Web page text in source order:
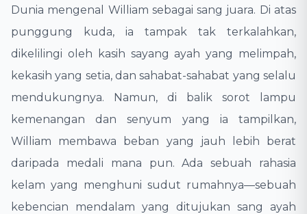
​Dunia mengenal William sebagai sang juara. Di atas
punggung kuda, ia tampak tak terkalahkan,
dikelilingi oleh kasih sayang ayah yang melimpah,
kekasih yang setia, dan sahabat-sahabat yang selalu
mendukungnya. Namun, di balik sorot lampu
kemenangan dan senyum yang ia tampilkan,
William membawa beban yang jauh lebih berat
daripada medali mana pun. Ada sebuah rahasia
kelam yang menghuni sudut rumahnya—sebuah
kebencian mendalam yang ditujukan sang ayah